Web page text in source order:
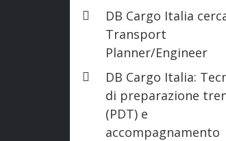
DB Cargo Italia
Transport
Planner/Engineer
DB Cargo Italia:
di preparazione
(PDT) e
accompagnamento